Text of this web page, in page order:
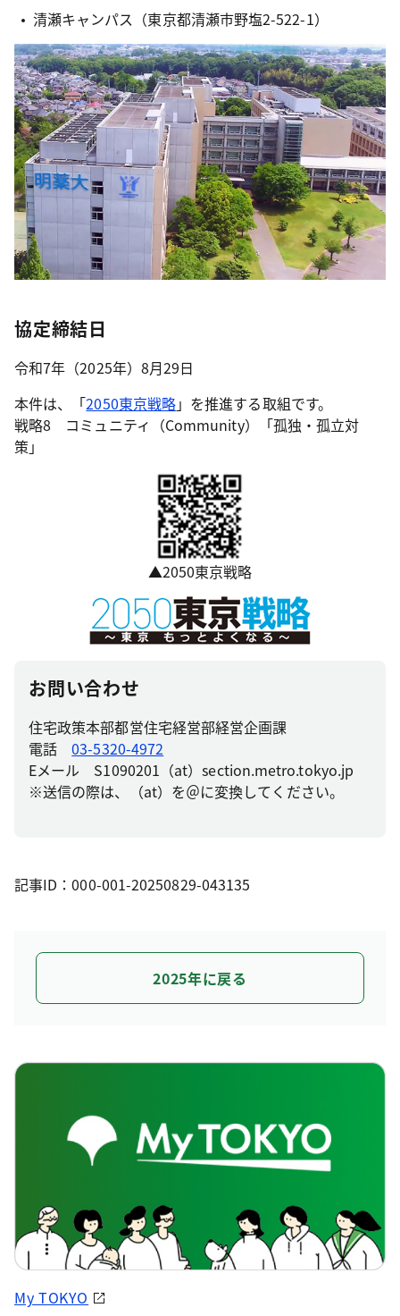
清瀬キャンパス（東京都清瀬市野塩2-522-1）
協定締結日
令和7年（2025年）8月29日
本件は、「2050東京戦略」を推進する取組です。
戦略8 コミュニティ（Community）「孤独・孤立対
策」
▲2050東京戦略
お問い合わせ
住宅政策本部都営住宅経営部経営企画課
電話03-5320-4972
Eメール S1090201（at）section.metro.tokyo.jp
※送信の際は、（at）を＠に変換してください。
記事ID：000-001-20250829-043135
2025年に戻る
My TOKYO